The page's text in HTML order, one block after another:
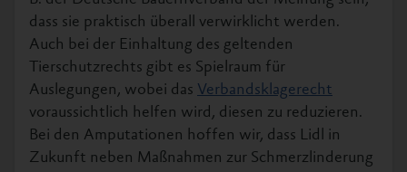
dass sie praktisch überall verwirklicht werden.
Auch bei der Einhaltung des geltenden
Tierschutzrechts gibt es Spielraum für
Auslegungen, wobei das Verbandsklagerecht
voraussichtlich helfen wird, diesen zu reduzieren.
Bei den Amputationen hoffen wir, dass Lidl in
Zukunft neben Maßnahmen zur Schmerzlinderung